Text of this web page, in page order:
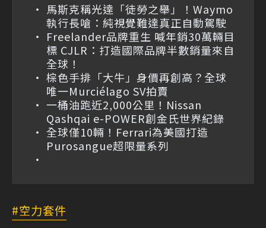
馬斯克稱光達「徒勞之舉」！Waymo
執行長嗆：純視覺難達真正自動駕駛
Freelander品牌重生 喊年銷30萬輛目
標 CJLR：打造國際品牌半數銷量來自
全球！
棕色手排「大牛」身價再創高？全球
唯一Murciélago SV拍賣
一桶油跑近2,000公里！Nissan
Qashqai e-POWER創金氏世界紀錄
全球僅10輛！Ferrari為美國打造
Purosangue超限量系列
空力套件